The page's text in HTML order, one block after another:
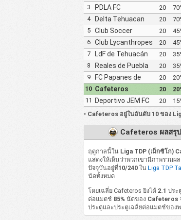
Pride
3
PDLA FC 20
4
Delta Tehuacan 20
5
Club Soccer
Atlético Tulancingo
20
6
Club Lycanthropes 20
7
LdF de Tehuacán
de la Franja
20
8
Reales de Puebla
FC
20
9
FC Papanes de
Papantla
20
10 Cafeteros 20
11
Deportivo JEM FC 20
• Cafeteros อยู่ในอันดับ 10 ของ
Cafeteros ผลสรุ
ฤดูกาลนี้ใน Liga TDP (เม็กซิโก)
แสดงให้เห็นว่าพวกเขามีภาพรวมผ
ปัจจุบันอยู่ที่10/240ใน Liga TDP
นัดทั้งหมด.
โดยเฉลี่ย Cafeteros ยิงได้ 2.1 ประ
ต่อแมตช์ 85% นัดของ Cafeteros
ประตูและประตูเฉลี่ยต่อแมตช์ของ